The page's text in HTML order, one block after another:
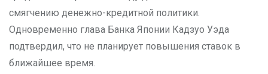
смягчению денежно-кредитной политики.
Одновременно глава Банка Японии Кадзуо Уэда
подтвердил, что не планирует повышения ставок в
ближайшее время.